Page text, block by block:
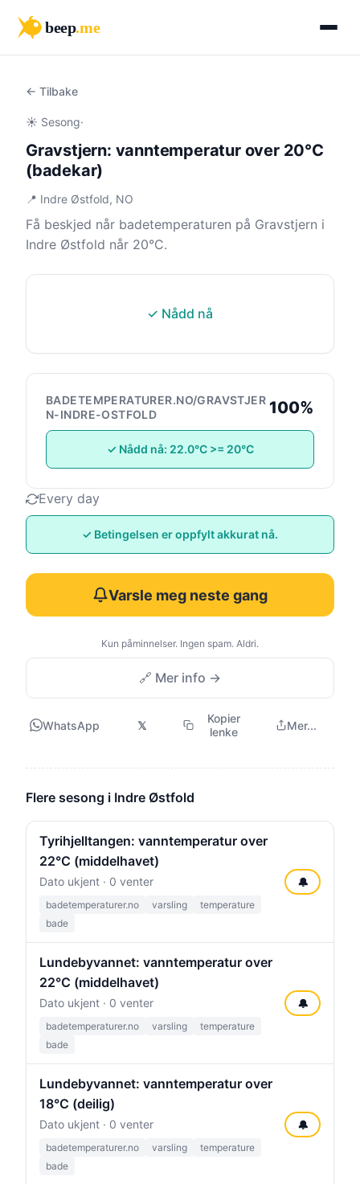
beep.me
← Tilbake
☀️ Sesong·
Gravstjern: vanntemperatur over 20°C
(badekar)
📍 Indre Østfold, NO
Få beskjed når badetemperaturen på Gravstjern i
Indre Østfold når 20°C.
✓ Nådd nå
BADETEMPERATURER.NO/GRAVSTJER
N-INDRE-OSTFOLD
100%
✓ Nådd nå: 22.0°C >= 20°C
Every day
✓ Betingelsen er oppfylt akkurat nå.
Varsle meg neste gang
Kun påminnelser. Ingen spam. Aldri.
🔗 Mer info →
WhatsApp 𝕏
Kopier
lenke
Mer...
Flere sesong i Indre Østfold
Tyrihjelltangen: vanntemperatur over
22°C (middelhavet)
Dato ukjent · 0 venter
badetemperaturer.no varsling
temperature
bade
🔔
Lundebyvannet: vanntemperatur over
22°C (middelhavet)
Dato ukjent · 0 venter
badetemperaturer.no varsling
temperature
bade
🔔
Lundebyvannet: vanntemperatur over
18°C (deilig)
Dato ukjent · 0 venter
badetemperaturer.no varsling
temperature
bade
🔔